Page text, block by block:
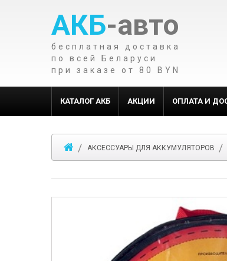
АКБ-авто
бесплатная доставка
по всей Беларуси
при заказе от 80 BYN
КАТАЛОГ АКБ АКЦИИ ОПЛАТА И
АКСЕССУАРЫ ДЛЯ АККУМУЛЯТОРОВ